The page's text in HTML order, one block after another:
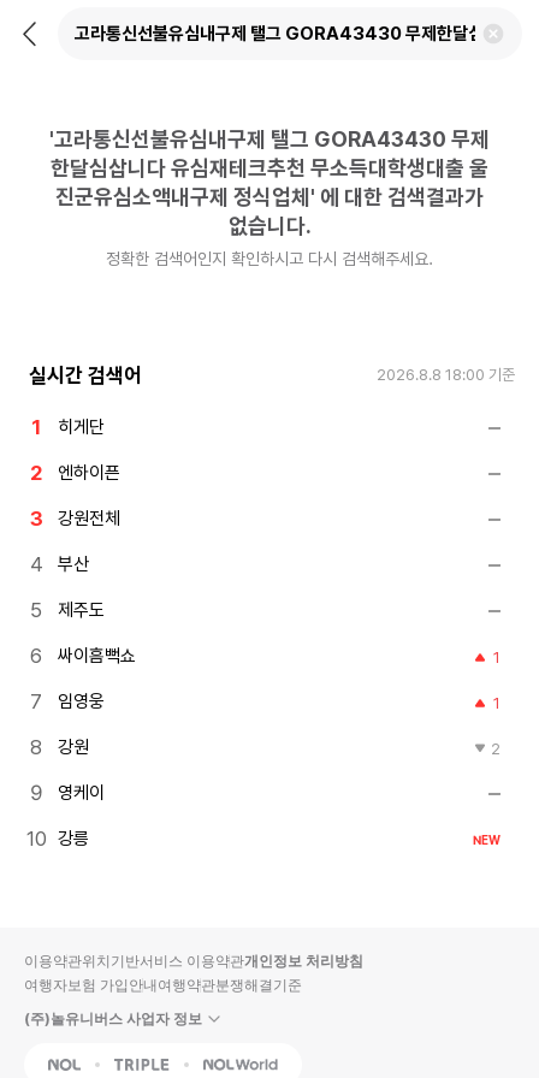
뒤
검
'고라통신선불유심내구제 탤그 GORA43430 무제
한달심삽니다 유심재테크추천 무소득대학생대출 울
진군유심소액내구제 정식업체 ' 에 대한 검색결과가
없습니다.
정확한 검색어인지 확인하시고 다시 검색해주세요.
실시간 검색어 2026.8.8 18:00 기준
히게단
엔하이픈
강원전체
부산
제주도
싸이흠뻑쇼 1
임영웅 1
강원 2
영케이
강릉 NEW
이용약관위치기반서비스 이용약관개인정보 처리방침
여행자보험 가입안내여행약관분쟁해결기준
(주)놀유니버스 사업자 정보
NOL Triple Interpark Global